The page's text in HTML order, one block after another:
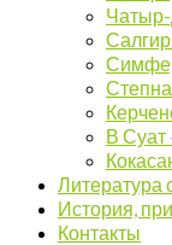
Чатыр-
В Суат
Литература
История,
Контакты